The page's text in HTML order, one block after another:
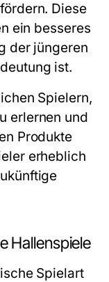
Diese
ein besseres
der jüngeren
ist.
Spielern,
erlernen und
Produkte
erheblich
Hallenspiele
Spielart